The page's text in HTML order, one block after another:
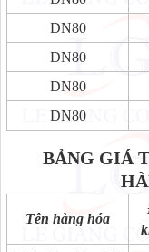
DN80
DN80
DN80
DN80
BẢNG GIÁ
Tên hàng hóa